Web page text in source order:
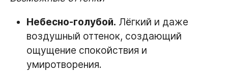
Небесно-голубой. Лёгкий и даже
воздушный оттенок, создающий
ощущение спокойствия и
умиротворения.